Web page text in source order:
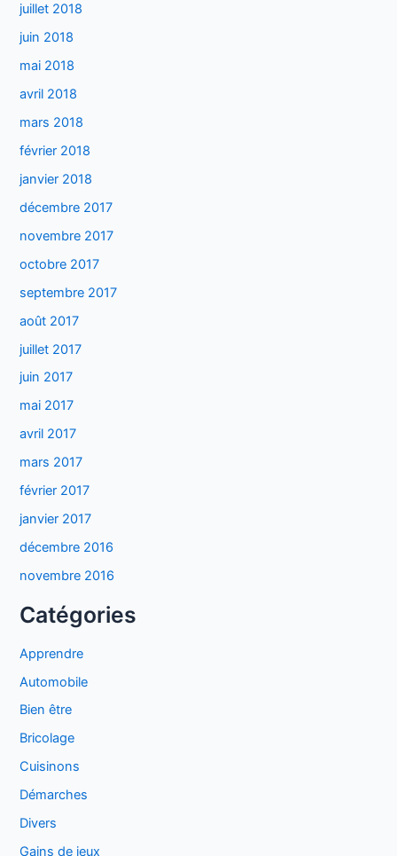
juillet 2018
juin 2018
mai 2018
avril 2018
mars 2018
février 2018
janvier 2018
décembre 2017
novembre 2017
octobre 2017
septembre 2017
août 2017
juillet 2017
juin 2017
mai 2017
avril 2017
mars 2017
février 2017
janvier 2017
décembre 2016
novembre 2016
Catégories
Apprendre
Automobile
Bien être
Bricolage
Cuisinons
Démarches
Divers
Gains de jeux